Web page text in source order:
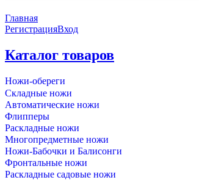
Главная
РегистрацияВход
Каталог товаров
Ножи-обереги
Складные ножи
Автоматические ножи
Флипперы
Раскладные ножи
Многопредметные ножи
Ножи-Бабочки и Балисонги
Фронтальные ножи
Раскладные садовые ножи